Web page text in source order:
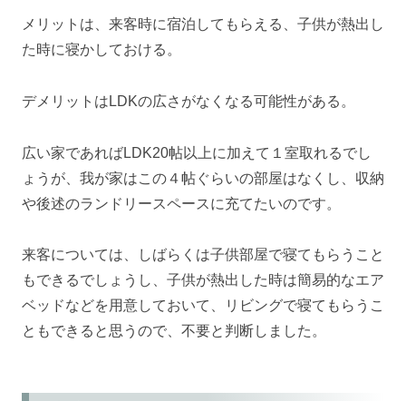
メリットは、来客時に宿泊してもらえる、子供が熱出し
た時に寝かしておける。
デメリットはLDKの広さがなくなる可能性がある。
広い家であればLDK20帖以上に加えて１室取れるでし
ょうが、我が家はこの４帖ぐらいの部屋はなくし、収納
や後述のランドリースペースに充てたいのです。
来客については、しばらくは子供部屋で寝てもらうこと
もできるでしょうし、子供が熱出した時は簡易的なエア
ベッドなどを用意しておいて、リビングで寝てもらうこ
ともできると思うので、不要と判断しました。